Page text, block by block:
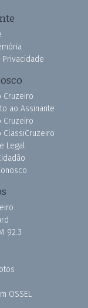
Cruzeiro
ao Assinante
Cruzeiro
ClassiCruzeiro
Legal
92.3
OSSEL